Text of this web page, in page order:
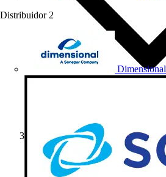
Distribuidor 2
Dimensional
Webinar